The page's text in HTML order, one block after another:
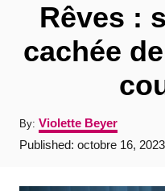
Rêves :
cachée
By: A
u
t
o
Violette Beyer
P
Published: octobre 16, 2023